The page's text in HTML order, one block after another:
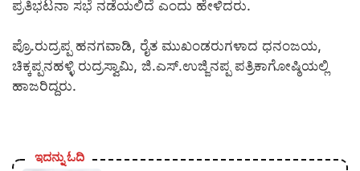
ಪ್ರತಿಭಟನಾ ಸಭೆ ನಡೆಯಲಿದೆ ಎಂದು ಹೇಳಿದರು.
ಪ್ರೊ.ರುದ್ರಪ್ಪ ಹನಗವಾಡಿ, ರೈತ ಮುಖಂಡರುಗಳಾದ ಧನಂಜಯ,
ಚಿಕ್ಕಪ್ಪನಹಳ್ಳಿ ರುದ್ರಸ್ವಾಮಿ, ಜಿ.ಎಸ್.ಉಜ್ಜಿನಪ್ಪ ಪತ್ರಿಕಾಗೋಷ್ಠಿಯಲ್ಲಿ
ಹಾಜರಿದ್ದರು.
ಇದನ್ನು ಓದಿ